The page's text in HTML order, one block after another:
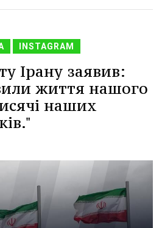
INSTAGRAM
Ірану заявив:
життя нашого
наших